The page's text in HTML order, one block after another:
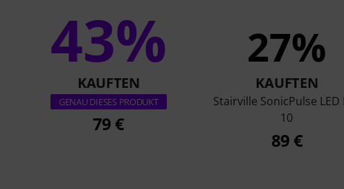
43%
KAUFTEN
GENAU DIESES PRODUKT
79 €
27%
KAUFTEN
Stairville SonicPulse LED
10
89 €